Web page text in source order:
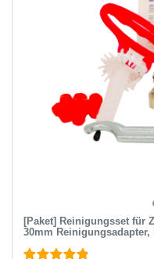
[Paket] Reinigungsset für
30mm